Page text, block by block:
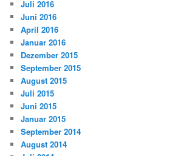
Juli 2016
Juni 2016
April 2016
Januar 2016
Dezember 2015
September 2015
August 2015
Juli 2015
Juni 2015
Januar 2015
September 2014
August 2014